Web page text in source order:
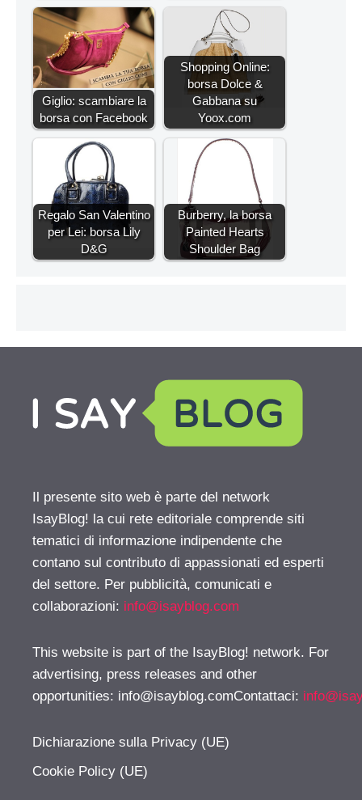
Giglio: scambiare la
borsa con Facebook
Shopping Online:
borsa Dolce &
Gabbana su
Yoox.com
Regalo San Valentino
per Lei: borsa Lily
D&G
Burberry, la borsa
Painted Hearts
Shoulder Bag
Il presente sito web è parte del network
IsayBlog! la cui rete editoriale comprende siti
tematici di informazione indipendente che
contano sul contributo di appassionati ed esperti
del settore. Per pubblicità, comunicati e
collaborazioni: info@isayblog.com
This website is part of the IsayBlog! network. For
advertising, press releases and other
opportunities: info@isayblog.comContattaci:
Dichiarazione sulla Privacy (UE)
Cookie Policy (UE)